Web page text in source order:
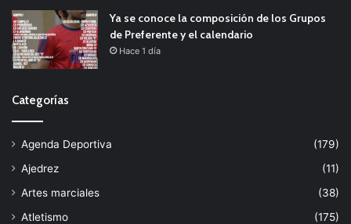
Ya se conoce la composición de los Grupos
de Preferente y el calendario
Hace 1 día
Categorías
Agenda Deportiva
(179)
Ajedrez
(11)
Artes marciales
(38)
Atletismo
(175)